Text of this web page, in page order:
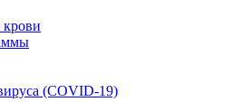
(COVID-19)